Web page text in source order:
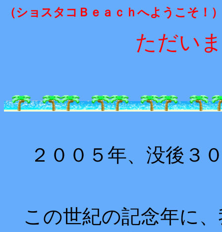
（ショスタコＢｅａｃｈへようこそ！
ただい
２００５年、没後３
この世紀の記念年に